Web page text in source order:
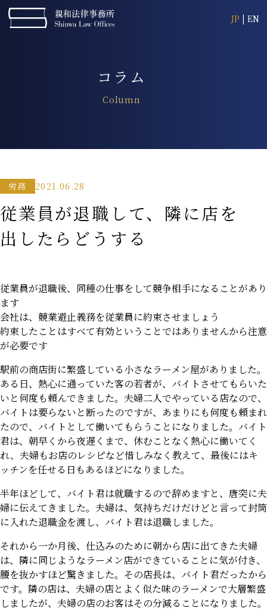
JP | EN
コラム
Column
労務 2021.06.28
従業員が退職して、隣に店を
出したらどうする
従業員が退職後、同種の仕事をして競争相手になることがあり
ます
会社は、競業避止義務を従業員に約束させましょう
約束したことはすべて有効ということではありませんから注意
が必要です
駅前の商店街に繁盛している小さなラーメン屋がありました。
ある日、熱心に通っていた客の若者が、バイトさせてもらいた
いと何度も頼んできました。夫婦二人でやっている店なので、
バイトは要らないと断ったのですが、あまりにも何度も頼まれ
たので、バイトとして働いてもらうことになりました。バイト
君は、朝早くから夜遅くまで、休むことなく熱心に働いてく
れ、夫婦もお店のレシピなど惜しみなく教えて、最後にはキ
ッチンを任せる日もあるほどになりました。
半年ほどして、バイト君は就職するので辞めますと、唐突に夫
婦に伝えてきました。夫婦は、気持ちだけだけどと言って封筒
に入れた退職金を渡し、バイト君は退職しました。
それから一か月後、仕込みのために朝から店に出てきた夫婦
は、隣に同じようなラーメン店ができていることに気が付き、
腰を抜かすほど驚きました。その店長は、バイト君だったから
です。隣の店は、夫婦の店とよく似た味のラーメンで大層繁盛
しましたが、夫婦の店のお客はその分減ることになりました。